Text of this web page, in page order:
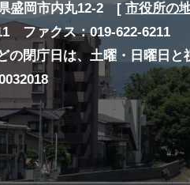
盛岡市内丸12-2 [ 市役所の
ファクス：019-622-6211
の閉庁日は、土曜・日曜日と